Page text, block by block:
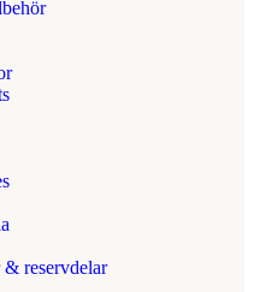
reservdelar